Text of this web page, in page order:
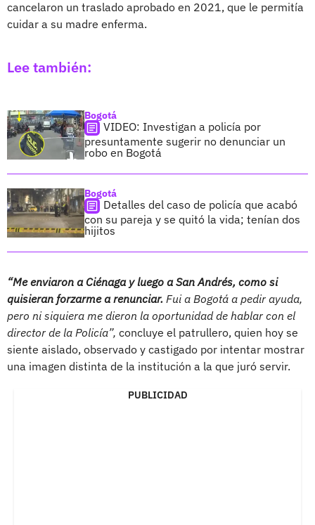
cancelaron un traslado aprobado en 2021, que le permitía
cuidar a su madre enferma.
Lee también:
Bogotá
VIDEO: Investigan a policía por
presuntamente sugerir no denunciar un
robo en Bogotá
Bogotá
Detalles del caso de policía que acabó
con su pareja y se quitó la vida; tenían dos
hijitos
“Me enviaron a Ciénaga y luego a San Andrés, como si
quisieran forzarme a renunciar. Fui a Bogotá a pedir ayuda,
pero ni siquiera me dieron la oportunidad de hablar con el
director de la Policía”, concluye el patrullero, quien hoy se
siente aislado, observado y castigado por intentar mostrar
una imagen distinta de la institución a la que juró servir.
PUBLICIDAD